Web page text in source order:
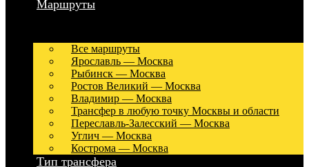
Маршруты
Все маршруты
Ярославль — Москва
Рыбинск — Москва
Ростов Великий — Москва
Владимир — Москва
Трансфер в любую точку Москвы и области
Переславль-Залесский — Москва
Углич — Москва
Кострома — Москва
Тип трансфера